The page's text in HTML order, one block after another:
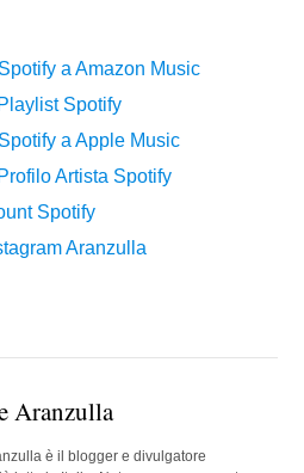
Aranzulla
è il blogger e divulgatore